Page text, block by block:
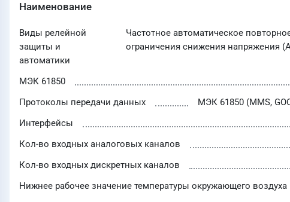
Наименование
Виды релейной
защиты и
автоматики
Частотное автоматическое
ограничения снижения напряжения
МЭК 61850
Протоколы передачи данных
МЭК 61850 (MMS,
Интерфейсы
Кол-во входных аналоговых каналов
Кол-во входных дискретных каналов
Нижнее рабочее значение температуры окружающего воздуха